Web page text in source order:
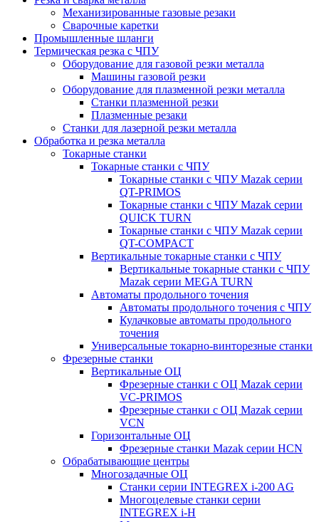
Механизированные газовые резаки
Сварочные каретки
Промышленные шланги
Термическая резка с ЧПУ
Оборудование для газовой резки металла
Машины газовой резки
Оборудование для плазменной резки металла
Станки плазменной резки
Плазменные резаки
Станки для лазерной резки металла
Обработка и резка металла
Токарные станки
Токарные станки с ЧПУ
Токарные станки с ЧПУ Mazak серии
QT-PRIMOS
Токарные станки с ЧПУ Mazak серии
QUICK TURN
Токарные станки с ЧПУ Mazak серии
QT-COMPACT
Вертикальные токарные станки с ЧПУ
Вертикальные токарные станки с ЧПУ
Mazak серии MEGA TURN
Автоматы продольного точения
Автоматы продольного точения с ЧПУ
Кулачковые автоматы продольного
точения
Универсальные токарно-винторезные станки
Фрезерные станки
Вертикальные ОЦ
Фрезерные станки с ОЦ Mazak серии
VC-PRIMOS
Фрезерные станки с ОЦ Mazak серии
VCN
Горизонтальные ОЦ
Фрезерные станки Mazak серии HCN
Обрабатывающие центры
Многозадачные ОЦ
Cтанки серии INTEGREX i-200 AG
Многоцелевые станки серии
INTEGREX i-H